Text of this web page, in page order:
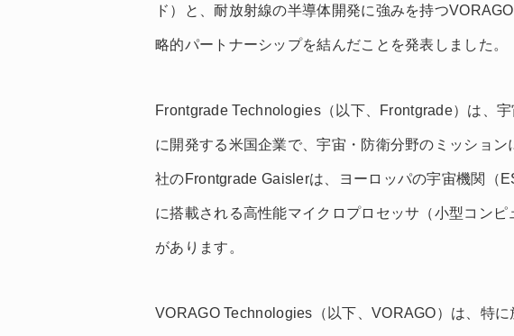
ド）と、耐放射線の半導体開発に強みを持つ
略的パートナーシップを結んだことを発表しました。
Frontgrade Technologies（以下、Frontgrade）は、
に開発する米国企業で、宇宙・防衛分野のミッショ
社のFrontgrade Gaislerは、ヨーロッパの宇宙機関（
に搭載される高性能マイクロプロセッサ（小型コン
があります。
VORAGO Technologies（以下、VORAGO）は、特